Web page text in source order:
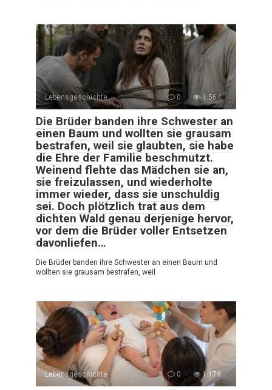
Lebensgeschichte 0 1.564
Die Brüder banden ihre Schwester an
einen Baum und wollten sie grausam
bestrafen, weil sie glaubten, sie habe
die Ehre der Familie beschmutzt.
Weinend flehte das Mädchen sie an,
sie freizulassen, und wiederholte
immer wieder, dass sie unschuldig
sei. Doch plötzlich trat aus dem
dichten Wald genau derjenige hervor,
vor dem die Brüder voller Entsetzen
davonliefen…
Die Brüder banden ihre Schwester an einen Baum und
wollten sie grausam bestrafen, weil
Lebensgeschichte 0 1.179